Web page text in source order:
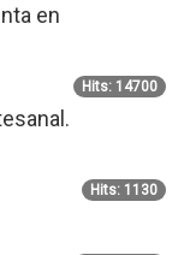
en
Hits: 14700
Hits: 1130